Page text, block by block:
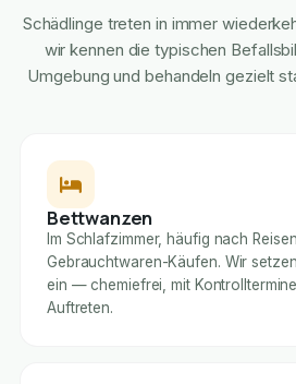
Schädlinge treten in immer
wir kennen die typischen
Umgebung und behandeln gezielt
Bettwanzen
Im Schlafzimmer, häufig nach
Gebrauchtwaren-Käufen. Wir
ein — chemiefrei, mit
Auftreten.